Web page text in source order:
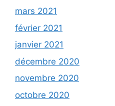
mars 2021
février 2021
janvier 2021
décembre 2020
novembre 2020
octobre 2020